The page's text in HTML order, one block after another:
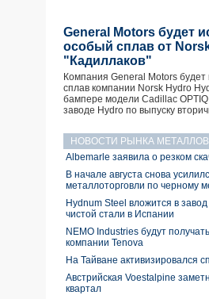
General Motors будет
особый сплав от
"Кадиллаков"
Компания General Motors
сплав компании Norsk Hydro
бампере модели Cadillac
заводе Hydro по выпуску
НОВОСТИ РЫНКА МЕТАЛЛОВ
Albemarle заявила о резком
В начале августа снова
металлоторговли по черному
Hydnum Steel вложится в завод
чистой стали в Испании
NEMO Industries будут
компании Tenova
На Тайване активизировался
Австрийская Voestalpine
квартал